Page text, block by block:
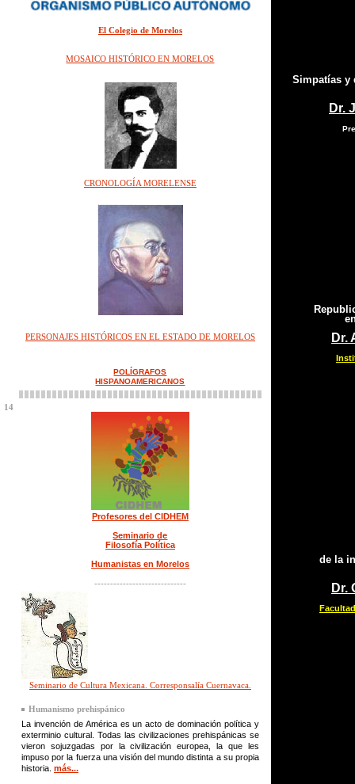
El Colegio de Morelos
MOSAICO HISTÓRICO EN MORELOS
CRONOLOGÍA MORELENSE
PERSONAJES HISTÓRICOS EN EL ESTADO DE MORELOS
POLÍGRAFOS
HISPANOAMERICANOS
14
Profesores del CIDHEM
Seminario de
Filosofía Política
Humanistas en Morelos
-----------------------------
Seminario de Cultura Mexicana. Corresponsalía Cuernavaca.
Humanismo prehispánico
La invención de América es un acto de dominación política y
exterminio cultural. Todas las civilizaciones prehispánicas se
vieron sojuzgadas por la civilización europea, la que les
impuso por la fuerza una visión del mundo distinta a su propia
historia. más...
Simpatías y
Dr.
Dr.
de la
Dr.